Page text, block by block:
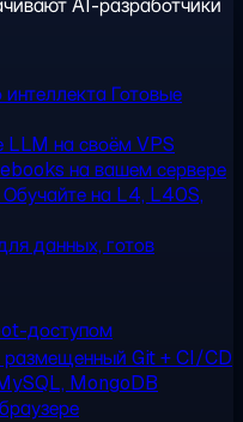
AI-разработчики
Готовые
LLM на своём VPS
на вашем сервере
Обучайте на L4, L40S,
данных, готов
доступом
размещенный Git + CI/CD
MongoDB